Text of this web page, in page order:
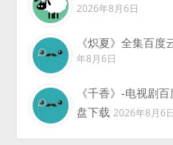
2026年8月6日
《炽夏》全集百
年8月6日
《千香》-电视剧
盘下载 2026年8月6日